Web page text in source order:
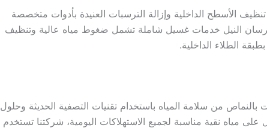
الأسطح الداخلية وإزالة الترسبات العنيدة بأدوات متخصصة
النيل خدمات غسيل شاملة تشمل ضغوط مياه عالية وتنظيف
الطلاء الداخلية.
من سلامة المياه باستخدام تقنيات التصفية الحديثة وحلول
مياه نقية مناسبة لجميع الاستهلاكات اليومية، شركتنا تستخدم